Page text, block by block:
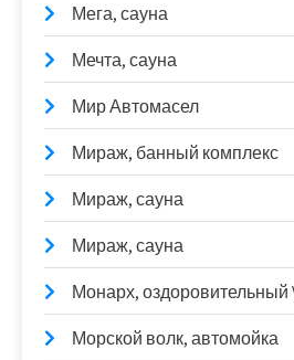
Мега, сауна
Мечта, сауна
Мир Автомасел
Мираж, банный комплекс
Мираж, сауна
Мираж, сауна
Монарх, оздоровительный
Морской волк, автомойка